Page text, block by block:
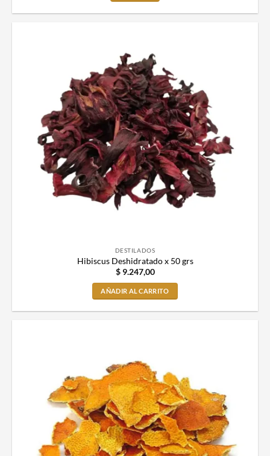
DESTILADOS
Hibiscus Deshidratado x 50 grs
$9.247,00
AÑADIR AL CARRITO